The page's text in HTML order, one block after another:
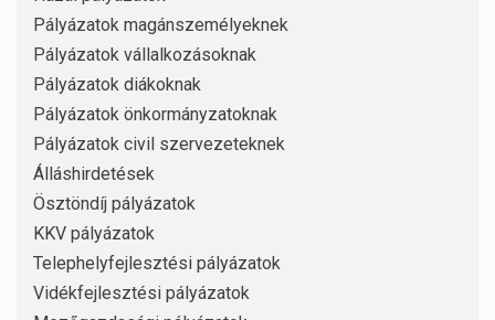
Pályázatok magánszemélyeknek
Pályázatok vállalkozásoknak
Pályázatok diákoknak
Pályázatok önkormányzatoknak
Pályázatok civil szervezeteknek
Álláshirdetések
Ösztöndíj pályázatok
KKV pályázatok
Telephelyfejlesztési pályázatok
Vidékfejlesztési pályázatok